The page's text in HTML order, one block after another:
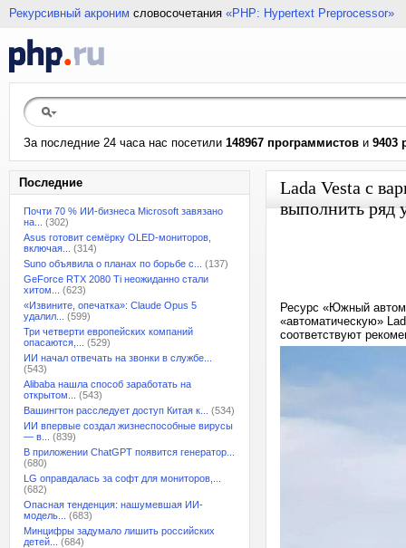
Рекурсивный акроним словосочетания «PHP: Hypertext Preprocessor»
За последние 24 часа нас посетили 148967 программистов и 9403
Последние
Почти 70 % ИИ-бизнеса Microsoft завязано
на...
(302)
Asus готовит семёрку OLED-мониторов,
включая...
(314)
Suno объявила о планах по борьбе с...
(137)
GeForce RTX 2080 Ti неожиданно стали
хитом...
(623)
«Извините, опечатка»: Claude Opus 5
удалил...
(599)
Три четверти европейских компаний
опасаются,...
(529)
ИИ начал отвечать на звонки в службе...
(543)
Alibaba нашла способ заработать на
открытом...
(543)
Вашингтон расследует доступ Китая к...
(534)
ИИ впервые создал жизнеспособные вирусы
— в...
(839)
В приложении ChatGPT появится генератор...
(680)
LG оправдалась за софт для мониторов,...
(682)
Опасная тенденция: нашумевшая ИИ-
модель...
(683)
Минцифры задумало лишить российских
детей...
(684)
Lada Vesta с
выполнить ряд
Ресурс «Южный
«автоматическую»
соответствуют